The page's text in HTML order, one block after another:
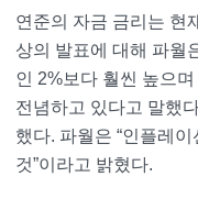
연준의 자금 금리는 현
상의 발표에 대해 파월
인 2%보다 훨씬 높으
전념하고 있다고 말했
했다. 파월은 “인플레
것”이라고 밝혔다.